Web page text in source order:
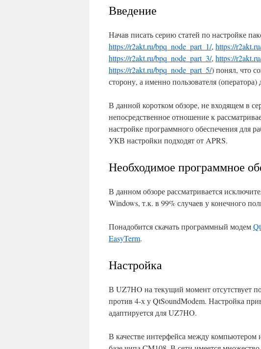
Введение
Начав писать серию статей по настройке
https://r2akt.ru/bpq_node_part_1/, https://
https://r2akt.ru/bpq_node_part_3/, https://
https://r2akt.ru/bpq_node_part_5/) понял, что
сторону, а именно пользователя (оператора)
В данной коротком обзоре, не входящем в
непосредственное отношение к
настройке программного обеспечения для
УКВ настройки подходят от APRS.
Необходимое программное
В данном обзоре рассматривается
Windows, т.к. в 99% случаев у конечного
Понадобится скачать программный модем
EasyTerm.
Настройка
В UZ7HO на текущий момент отсутствует
против 4-х у QtSoundModem. Настройка
адаптируется для UZ7HO.
В качестве интерфейса между компьютером